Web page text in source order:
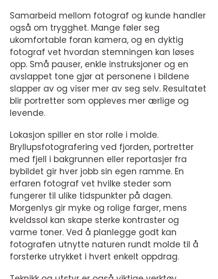
Samarbeid mellom fotograf og kunde handler
også om trygghet. Mange føler seg
ukomfortable foran kamera, og en dyktig
fotograf vet hvordan stemningen kan løses
opp. Små pauser, enkle instruksjoner og en
avslappet tone gjør at personene i bildene
slapper av og viser mer av seg selv. Resultatet
blir portretter som oppleves mer ærlige og
levende.
Lokasjon spiller en stor rolle i molde.
Bryllupsfotografering ved fjorden, portretter
med fjell i bakgrunnen eller reportasjer fra
bybildet gir hver jobb sin egen ramme. En
erfaren fotograf vet hvilke steder som
fungerer til ulike tidspunkter på dagen.
Morgenlys gir myke og rolige farger, mens
kveldssol kan skape sterke kontraster og
varme toner. Ved å planlegge godt kan
fotografen utnytte naturen rundt molde til å
forsterke utrykket i hvert enkelt oppdrag.